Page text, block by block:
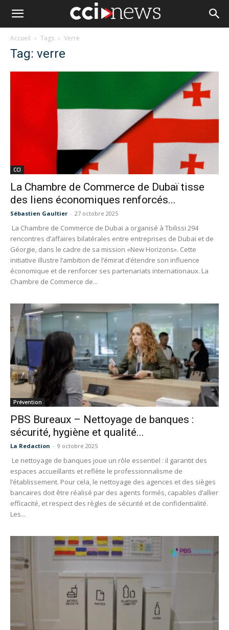
Accueil Tags Verre
Tag: verre
CCI
La Chambre de Commerce de Dubaï tisse
des liens économiques renforcés...
Sébastien Gaultier - 27 octobre 2025
La Chambre de Commerce de Dubaï a organisé à Tbilissi 294
rencontres d’affaires bilatérales entre entreprises de Dubaï et de
Géorgie, dans le cadre de sa mission «New Horizons». Cette
initiative illustre l’ambition de l’émirat d’étendre son influence
économique et de renforcer ses partenariats internationaux. La
Chambre de Commerce de...
Prévention
PBS Bureaux – Nettoyage de banques :
sécurité, hygiène et qualité...
La Redaction - 9 octobre 2025
Le nettoyage de banques joue un rôle essentiel : il garantit des
espaces accueillants et reflète le professionnalisme de
l’établissement. Pour cela, le nettoyage des agences et des sièges
bancaires doit être réalisé par des agents formés, capables d’allier
efficacité, et respect des règles de sécurité et de confidentialité.
Les...